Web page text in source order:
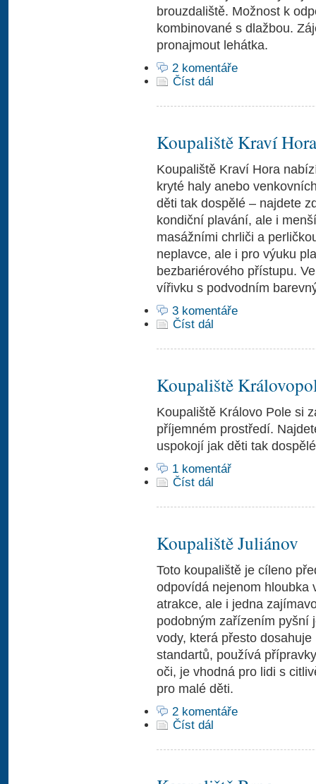
brouzdaliště. Možnost k
kombinované s dlažbou.
pronajmout lehátka.
2 komentáře
Číst dál
Koupaliště Kraví Hora
Koupaliště Kraví Hora
kryté haly anebo
děti tak dospělé – najdete
kondiční plavání, ale i
masážními chrliči a
neplavce, ale i pro výuku
bezbariérového přístupu.
vířivku s podvodním
3 komentáře
Číst dál
Koupaliště
Koupaliště Královo Pole si
příjemném prostředí.
uspokojí jak děti tak
1 komentář
Číst dál
Koupaliště Juliánov
Toto koupaliště je cíleno
odpovídá nejenom hloubka
atrakce, ale i jedna
podobným zařízením pyšní
vody, která přesto
standartů, používá
oči, je vhodná pro lidi s
pro malé děti.
2 komentáře
Číst dál